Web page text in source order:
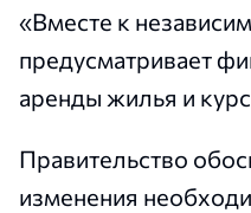
«Вместе к
предусматривает
аренды жилья и
Правительство
изменения